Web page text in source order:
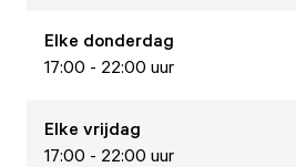
Elke donderdag
17:00 - 22:00 uur
Elke vrijdag
17:00 - 22:00 uur